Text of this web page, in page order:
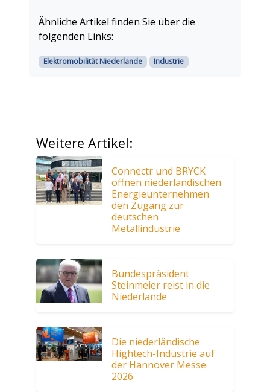
Ähnliche Artikel finden Sie über die
folgenden Links:
Elektromobilität Niederlande Industrie
Weitere Artikel:
Connectr und BRYCK
öffnen niederländischen
Energieunternehmen
den Zugang zur
deutschen
Metallindustrie
Bundespräsident
Steinmeier reist in die
Niederlande
Die niederländische
Hightech-Industrie auf
der Hannover Messe
2026